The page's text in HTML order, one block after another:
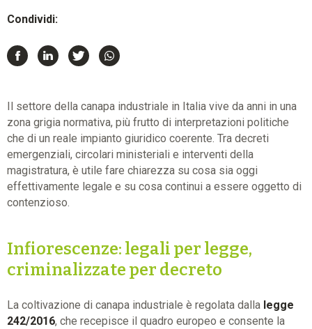
Condividi:
Il settore della canapa industriale in Italia vive da anni in una
zona grigia normativa, più frutto di interpretazioni politiche
che di un reale impianto giuridico coerente. Tra decreti
emergenziali, circolari ministeriali e interventi della
magistratura, è utile fare chiarezza su cosa sia oggi
effettivamente legale e su cosa continui a essere oggetto di
contenzioso.
Infiorescenze: legali per legge,
criminalizzate per decreto
La coltivazione di canapa industriale è regolata dalla legge
242/2016, che recepisce il quadro europeo e consente la